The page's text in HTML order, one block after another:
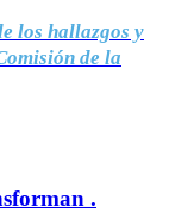
los hallazgos y
de la
.